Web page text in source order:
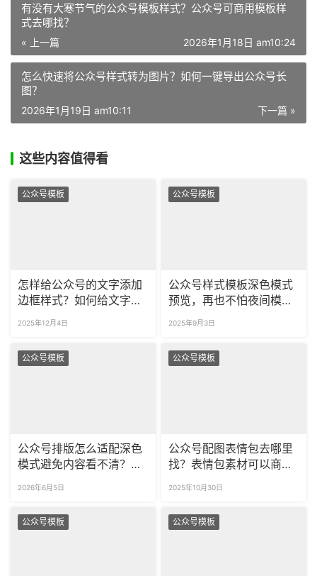
有没有大寒节气的公众号模板样式？公众号可商用模板样
式去哪找？
« 上一篇 2026年1月18日 am10:24
怎么快速将公众号样式转为图片？如何一键导出公众号长
图？
下一篇 »
2026年1月19日 am10:11
这些内容值得看
公众号模板
怎样给公众号的文字添加
边框样式？如何给文字边
2025年12月4日
公众号模板
公众号样式模板深色模式
预览，再也不怕夜间模式
2025年9月3日
公众号模板
公众号排版怎么适配深色
模式避免内容看不清？如
推文效果？
2026年6月5日
公众号模板
公众号配图表情包去哪里
找？表情包素材可以商用
2025年10月30日
公众号模板 公众号模板